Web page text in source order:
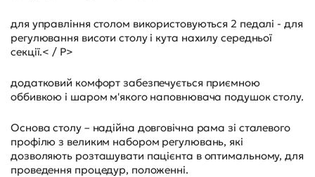
для управління столом використовуються 2 педалі - для
регулювання висоти столу і кута нахилу середньої
секції.< / P>
додатковий комфорт забезпечується приємною
оббивкою і шаром м'якого наповнювача подушок столу.
Основа столу – надійна довговічна рама зі сталевого
профілю з великим набором регулювань, які
дозволяють розташувати пацієнта в оптимальному, для
проведення процедур, положенні.